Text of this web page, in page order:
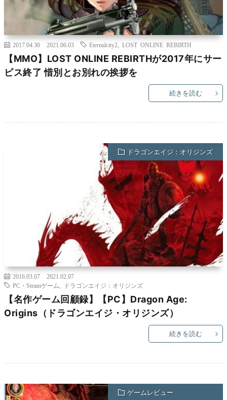
2017.04.30 2021.06.03 Eternalcity2 LOST ONLINE REBIRTH
【MMO】LOST ONLINE REBIRTHが2017年にサー
ビス終了 惜別とお別れの挨拶を
続きを読む
ドラゴンエイジ：オリジンズ
2016.03.07
2021.02.07
PC・Steamゲーム
ドラゴンエイジ：オリジンズ
【名作ゲーム回顧録】【PC】Dragon Age:
Origins（ドラゴンエイジ・オリジンズ）
続きを読む
ゲームレビュー